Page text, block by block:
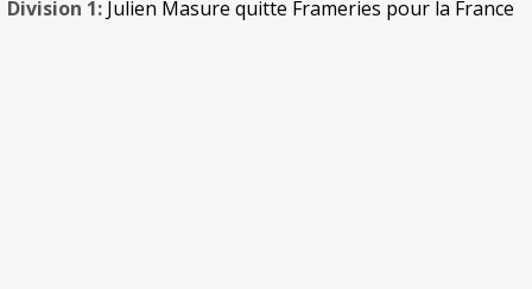
Division 1: Julien Masure quitte Frameries pour la France